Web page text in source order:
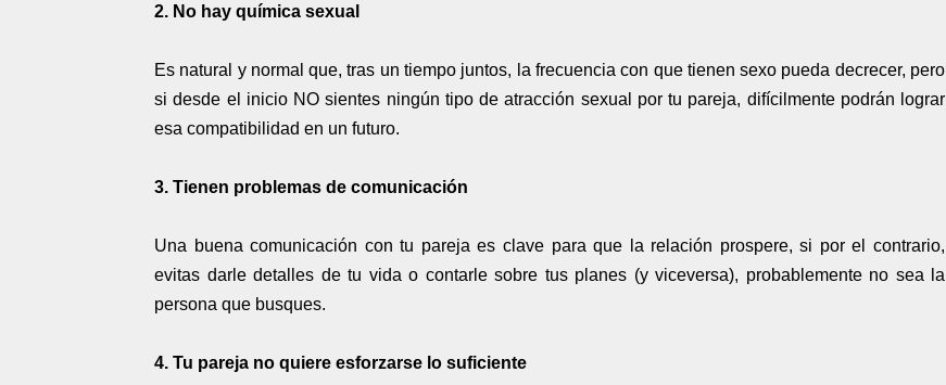
2. No hay química sexual
Es natural y normal que, tras un tiempo juntos, la frecuencia con que tienen sexo pueda decrecer, pero
si desde el inicio NO sientes ningún tipo de atracción sexual por tu pareja, difícilmente podrán lograr
esa compatibilidad en un futuro.
3. Tienen problemas de comunicación
Una buena comunicación con tu pareja es clave para que la relación prospere, si por el contrario,
evitas darle detalles de tu vida o contarle sobre tus planes (y viceversa), probablemente no sea la
persona que busques.
4. Tu pareja no quiere esforzarse lo suficiente